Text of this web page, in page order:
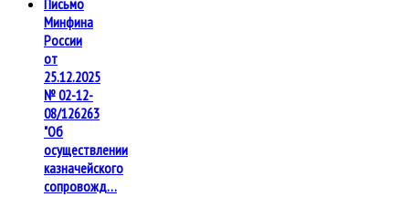
Письмо
Минфина
России
от
25.12.2025
№ 02-12-
08/126263
"Об
осуществлении
казначейского
сопровожд…